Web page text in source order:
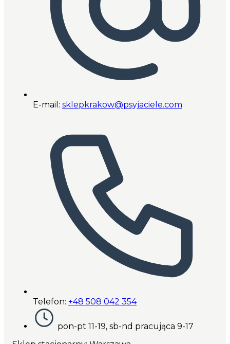
E-mail: sklepkrakow@psyjaciele.com
Telefon: +48 508 042 354
pon-pt 11-19, sb-nd pracująca 9-17